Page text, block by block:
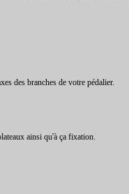
des branches de votre pédalier.
ainsi qu'à ça fixation.